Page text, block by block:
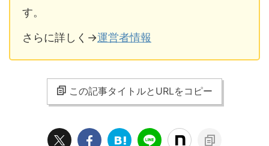
す。
さらに詳しく→運営者情報
この記事タイトルとURLをコピー